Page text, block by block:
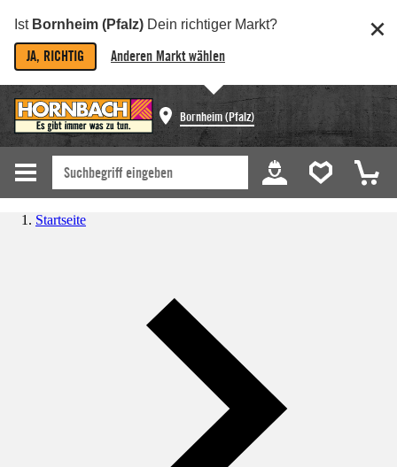
Ist Bornheim (Pfalz) Dein richtiger Markt?
JA, RICHTIG Anderen Markt wählen
Bornheim (Pfalz)
Startseite